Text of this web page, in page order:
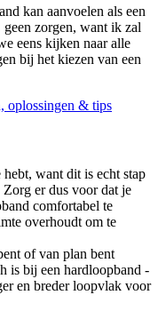
kan aanvoelen als een
zorgen, want ik zal
eens kijken naar alle
bij het kiezen van een
oplossingen & tips
want dit is echt stap
Zorg er dus voor dat je
comfortabel te
overhoudt om te
of van plan bent
is bij een hardloopband -
en breder loopvlak voor